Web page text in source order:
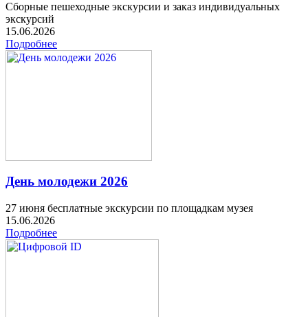
Сборные пешеходные экскурсии и заказ индивидуальных
экскурсий
15.06.2026
Подробнее
День молодежи 2026
27 июня бесплатные экскурсии по площадкам музея
15.06.2026
Подробнее